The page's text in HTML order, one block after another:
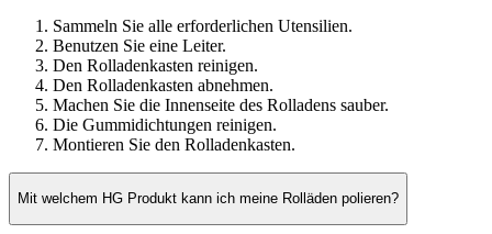
Sammeln Sie alle erforderlichen Utensilien.
Benutzen Sie eine Leiter.
Den Rolladenkasten reinigen.
Den Rolladenkasten abnehmen.
Machen Sie die Innenseite des Rolladens sauber.
Die Gummidichtungen reinigen.
Montieren Sie den Rolladenkasten.
Mit welchem HG Produkt kann ich meine Rolläden polieren?